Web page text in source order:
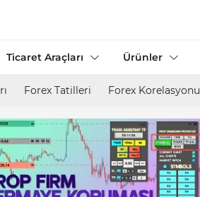
Ticaret Araçları Ürünler
Forex Tatilleri Forex Korelasyonu